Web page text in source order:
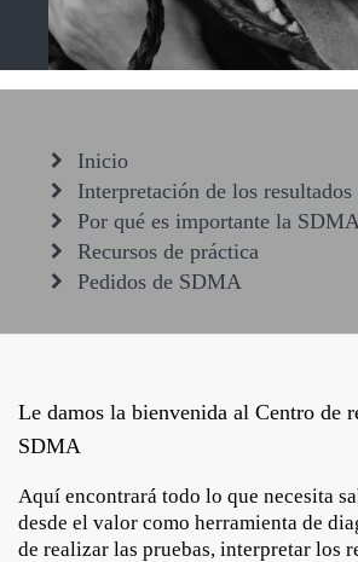
Inicio
Interpretación de los
Por qué es importante la
Recursos de práctica
Pedidos de SDMA
Le damos la bienvenida al Centro de
SDMA
Aquí encontrará todo lo que necesita
desde el valor como herramienta de
de realizar las pruebas, interpretar los